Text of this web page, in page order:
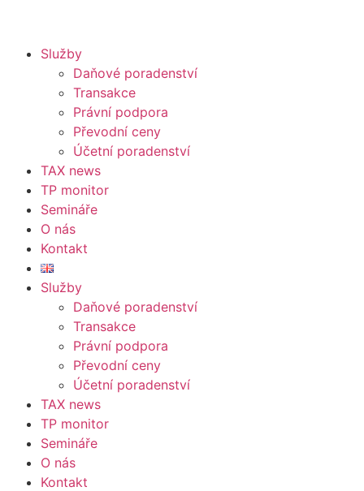
Služby
Daňové poradenství
Transakce
Právní podpora
Převodní ceny
Účetní poradenství
TAX news
TP monitor
Semináře
O nás
Kontakt
Služby
Daňové poradenství
Transakce
Právní podpora
Převodní ceny
Účetní poradenství
TAX news
TP monitor
Semináře
O nás
Kontakt